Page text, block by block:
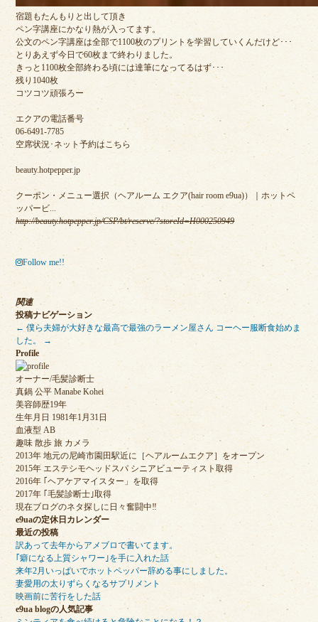
宿題もたんもりと出して頂き
ペン字講座にかなり熱が入ってます。
公文のペン字講座は全部で1100枚のプリントを学習していくんだけど･･･
とりあえず今日で60枚まで終わりました。
きっと1100枚全部終わる頃には達筆になってるはず･･･
残り1040枚
コツコツ頑張ろー
エクアの電話番号
06-6491-7785
空席状況･ネット予約はこちら
beauty.hotpepper.jp
クーポン・メニュー選択（ヘアルーム エクア(hair room e9ua)）｜ホットペ
ッパービ...
http://beauty.hotpepper.jp/CSP/bt/reserve/?storeId=H000250949
Follow me!!
関連
投稿ナビゲーション
← 僕ら夫婦が大好きな最高で最強のラーメン屋さん コーヘー服断食始めま
した。
→
Profile
オーナー/毛髪診断士
真鍋 公平 Manabe Kohei
美容師歴19年
生年月日 1981年1月31日
血液型 AB
趣味 散歩 旅 カメラ
2013年 地元の尼崎市園田駅近に［ヘアルームエクア］をオープン
2015年 エステシモヘッドスパ シニアビューティスト取得
2016年 ｢ヘアケアマイスター」を取得
2017年 ｢毛髪診断士｣取得
現在ブログのネタ探しに日々奮闘中‼︎
e9uaの定休日カレンダー
最近の投稿
訳あって去年からアメブロで書いてます。
｢癖になる上質シャワー｣を手に入れた話
来年2月いっぱいでホットペッパー辞める事にしました。
妻愛用の太りずらくなるサプリメント
映画前に苦行をした話
e9ua blogの人気記事